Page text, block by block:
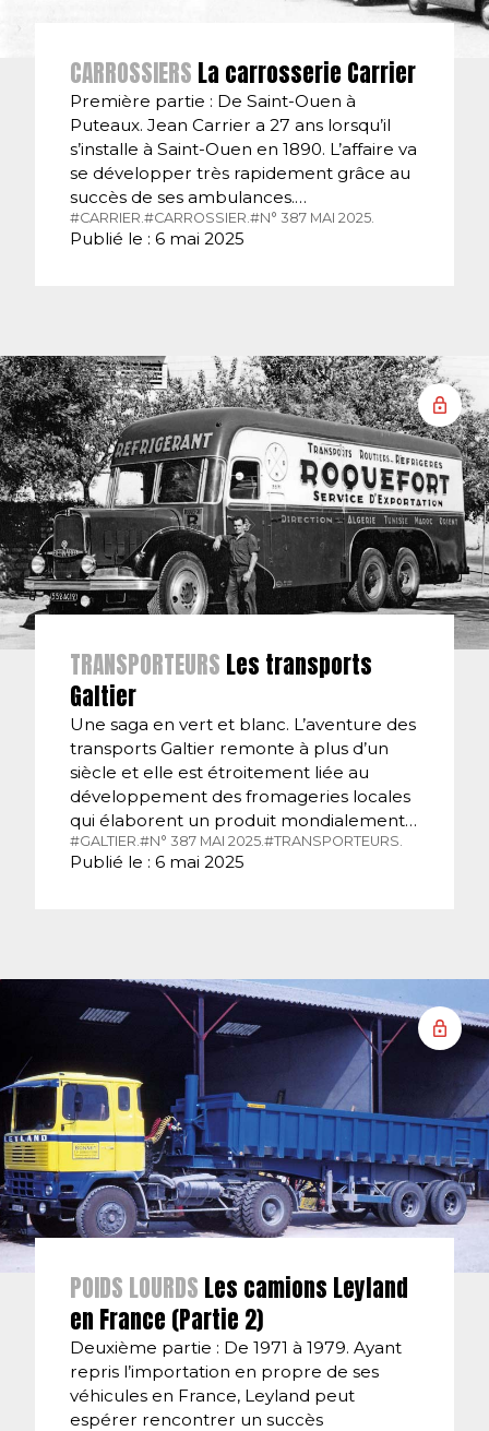
CARROSSIERS La carrosserie Carrier
Première partie : De Saint-Ouen à
Puteaux. Jean Carrier a 27 ans lorsqu’il
s’installe à Saint-Ouen en 1890. L’affaire va
se développer très rapidement grâce au
succès de ses ambulances.…
#CARRIER.#CARROSSIER.#N° 387 MAI 2025.
Publié le : 6 mai 2025
TRANSPORTEURS Les transports
Galtier
Une saga en vert et blanc. L’aventure des
transports Galtier remonte à plus d’un
siècle et elle est étroitement liée au
développement des fromageries locales
qui élaborent un produit mondialement…
#GALTIER.#N° 387 MAI 2025.#TRANSPORTEURS.
Publié le : 6 mai 2025
POIDS LOURDS Les camions Leyland
en France (Partie 2)
Deuxième partie : De 1971 à 1979. Ayant
repris l’importation en propre de ses
véhicules en France, Leyland peut
espérer rencontrer un succès